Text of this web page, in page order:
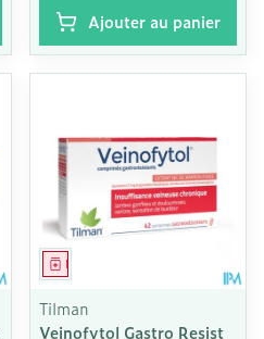
Ajouter au panier
Médicament
Tilman
Veinofytol Gastro Resist